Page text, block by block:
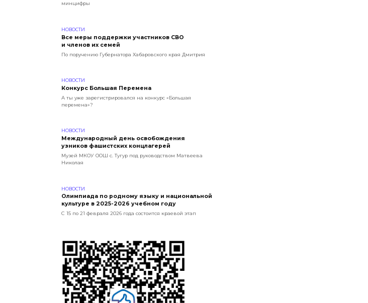
минцифры
НОВОСТИ
Все меры поддержки участников СВО
и членов их семей
По поручению Губернатора Хабаровского края Дмитрия
НОВОСТИ
Конкурс Большая Перемена
А ты уже зарегистрировался на конкурс «Большая
перемена»?
НОВОСТИ
Международный день освобождения
узников фашистских концлагерей
Музей МКОУ ООШ с. Тугур под руководством Матвеева
Николая
НОВОСТИ
Олимпиада по родному языку и национальной
культуре в 2025-2026 учебном году
С 15 по 21 февраля 2026 года состоится краевой этап